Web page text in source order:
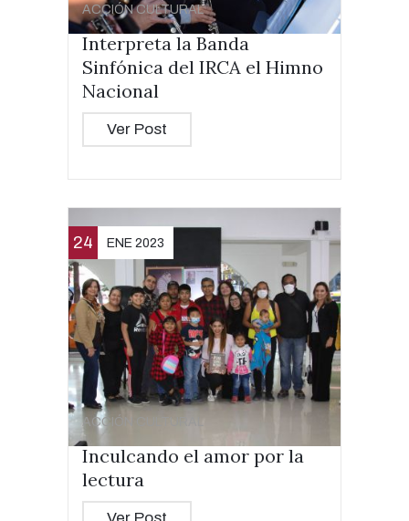
ACCIÓN CULTURAL
Interpreta la Banda
Sinfónica del IRCA el Himno
Nacional
Ver Post
24 ENE 2023
ACCIÓN CULTURAL
Inculcando el amor por la
lectura